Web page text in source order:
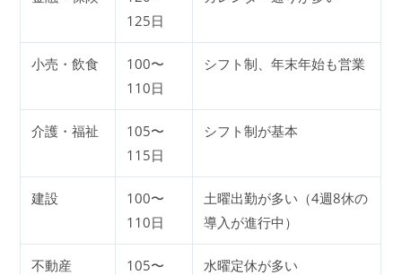
125日
小売・飲食
100〜
110日
シフト制、年末年始も営業
介護・福祉
105〜
115日
シフト制が基本
建設
100〜
110日
土曜出勤が多い（4週8休の
導入が進行中）
不動産 105〜 水曜定休が多い